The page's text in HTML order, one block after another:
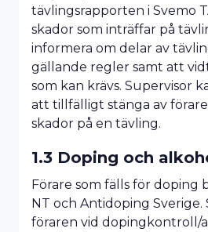
tävlingsrapporten i Svemo
skador som inträffar på
informera om delar av
gällande regler samt att
som kan krävs. Supervisor
att tillfälligt stänga av förare
skador på en tävling.
1.3 Doping och
Förare som fälls för doping
NT och Antidoping Sverige.
föraren vid dopingkontroll/